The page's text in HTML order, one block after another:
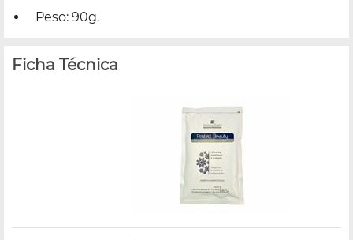
Peso: 90g.
Ficha Técnica